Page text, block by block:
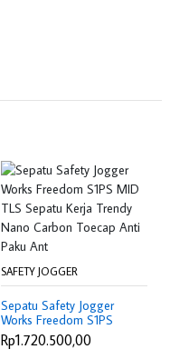
SAFETY JOGGER
Sepatu Safety Jogger
Works Freedom S1PS
MID TLS Sepatu Kerja
Trendy Nano Carbon
Rp1.720.500,00